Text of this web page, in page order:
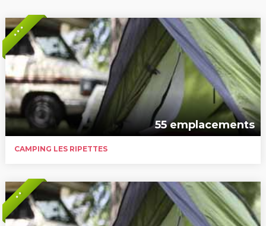
* * *
55 emplacements
CAMPING LES RIPETTES
* *